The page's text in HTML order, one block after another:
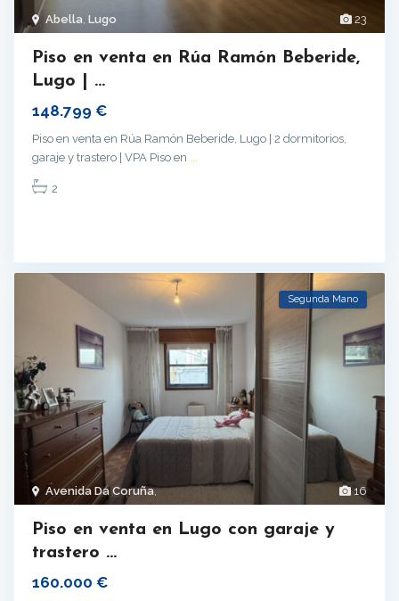
23
Abella, Lugo
Piso en venta en Rúa Ramón Beberide,
Lugo | ...
148.799 €
Piso en venta en Rúa Ramón Beberide, Lugo | 2 dormitorios,
garaje y trastero | VPA Piso en ...
2
16
Avenida Da Coruña,
Segunda Mano
Piso en venta en Lugo con garaje y
trastero ...
160.000 €